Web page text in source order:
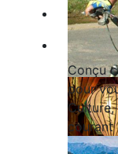
Qui
Blog
Conçu
pour
courant